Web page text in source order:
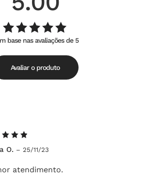
Avaliação
5.00de
5
base nas avaliações de 5
Avaliar o produto
5
O. – 25/11/23
atendimento.